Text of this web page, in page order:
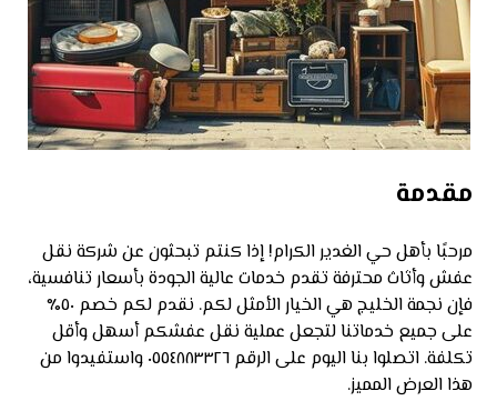
مقدمة
مرحبًا بأهل حي الغدير الكرام! إذا كنتم تبحثون عن شركة نقل
عفش وأثاث محترفة تقدم خدمات عالية الجودة بأسعار تنافسية،
فإن نجمة الخليج هي الخيار الأمثل لكم. نقدم لكم خصم ٥٠٪
على جميع خدماتنا لتجعل عملية نقل عفشكم أسهل وأقل
تكلفة. اتصلوا بنا اليوم على الرقم ٠٥٥٤٨٨٣٣٢٦ واستفيدوا من
هذا العرض المميز.